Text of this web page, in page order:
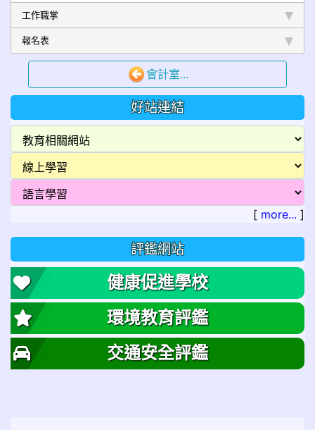
工作職掌
報名表
會計室...
好站連結
[ more... ]
評鑑網站
健康促進學校
環境教育評鑑
交通安全評鑑